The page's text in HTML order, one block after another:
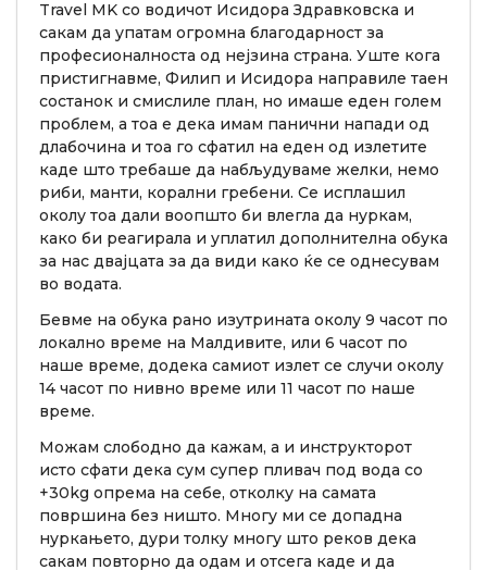
Travel MK со водичот Исидора Здравковска и
сакам да упатам огромна благодарност за
професионалноста од нејзина страна. Уште кога
пристигнавме, Филип и Исидора направиле таен
состанок и смислиле план, но имаше еден голем
проблем, а тоа е дека имам панични напади од
длабочина и тоа го сфатил на еден од излетите
каде што требаше да набљудуваме желки, немо
риби, манти, корални гребени. Се исплашил
околу тоа дали воопшто би влегла да нуркам,
како би реагирала и уплатил дополнителна обука
за нас двајцата за да види како ќе се однесувам
во водата.
Бевме на обука рано изутрината околу 9 часот по
локално време на Малдивите, или 6 часот по
наше време, додека самиот излет се случи околу
14 часот по нивно време или 11 часот по наше
време.
Можам слободно да кажам, а и инструкторот
исто сфати дека сум супер пливач под вода со
+30kg опрема на себе, отколку на самата
површина без ништо. Многу ми се допадна
нуркањето, дури толку многу што реков дека
сакам повторно да одам и отсега каде и да